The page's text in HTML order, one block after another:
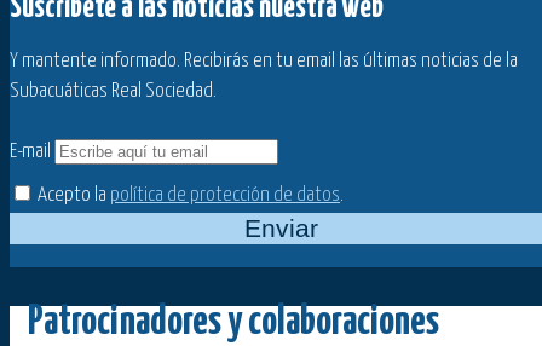
Suscríbete a las noticias nuestra web
Y mantente informado. Recibirás en tu email las últimas noticias de la
Subacuáticas Real Sociedad.
E-mail
Acepto la política de protección de datos.
Enviar
Patrocinadores y colaboraciones